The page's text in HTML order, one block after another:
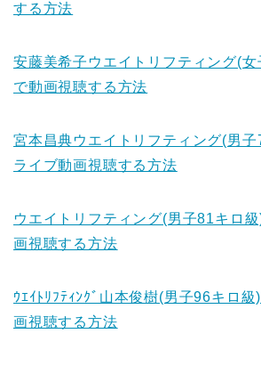
する方法
安藤美希子ウエイトリフティング(
で動画視聴する方法
宮本昌典ウエイトリフティング(男
ライブ動画視聴する方法
ウエイトリフティング(男子81キロ
画視聴する方法
ｳｴｲﾄﾘﾌﾃｨﾝｸﾞ山本俊樹(男子96キロ
画視聴する方法